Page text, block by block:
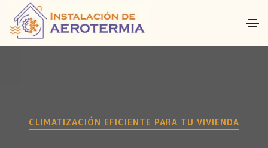
CLIMATIZACIÓN EFICIENTE PARA TU VIVIENDA